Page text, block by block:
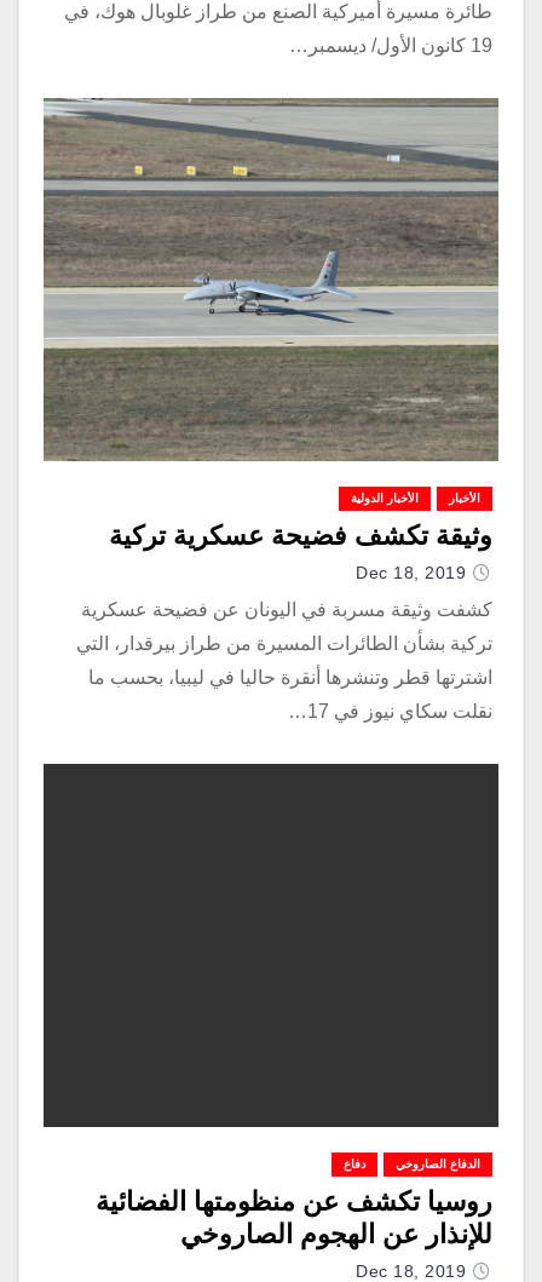
طائرة مسيرة أميركية الصنع من طراز غلوبال هوك، في
19 كانون الأول/ ديسمبر…
الأخبار الأخبار الدولية
وثيقة تكشف فضيحة عسكرية تركية
Dec 18, 2019
كشفت وثيقة مسربة في اليونان عن فضيحة عسكرية
تركية بشأن الطائرات المسيرة من طراز بيرقدار، التي
اشترتها قطر وتنشرها أنقرة حاليا في ليبيا، بحسب ما
نقلت سكاي نيوز في 17…
الدفاع الصاروخي دفاع
روسيا تكشف عن منظومتها الفضائية
للإنذار عن الهجوم الصاروخي
Dec 18, 2019